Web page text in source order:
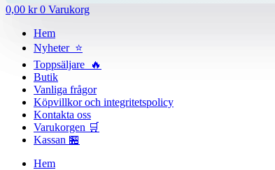
0,00 kr 0 Varukorg
Hem
Nyheter ⭐
Toppsäljare 🔥
Butik
Vanliga frågor
Köpvillkor och integritetspolicy
Kontakta oss
Varukorgen 🛒
Kassan 🏪
Hem